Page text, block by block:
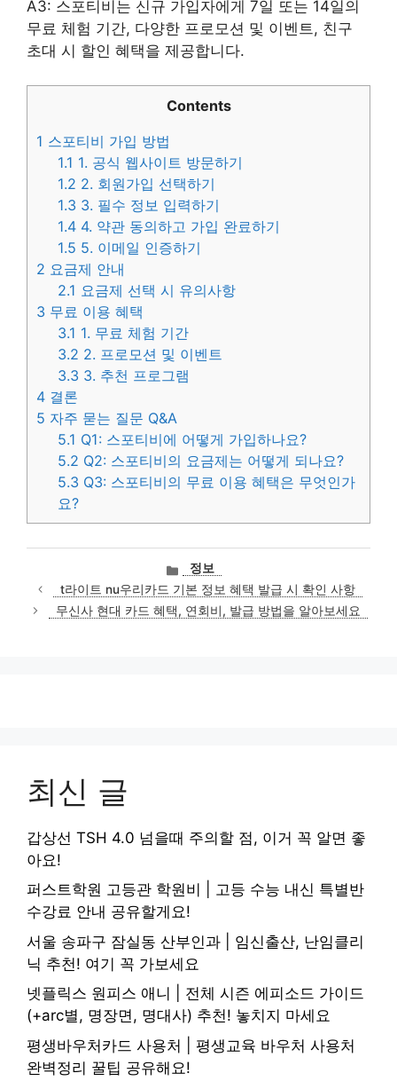
A3: 스포티비는 신규 가입자에게 7일 또는 14일의
무료 체험 기간, 다양한 프로모션 및 이벤트, 친구
초대 시 할인 혜택을 제공합니다.
Contents
1 스포티비 가입 방법
1.1 1. 공식 웹사이트 방문하기
1.2 2. 회원가입 선택하기
1.3 3. 필수 정보 입력하기
1.4 4. 약관 동의하고 가입 완료하기
1.5 5. 이메일 인증하기
2 요금제 안내
2.1 요금제 선택 시 유의사항
3 무료 이용 혜택
3.1 1. 무료 체험 기간
3.2 2. 프로모션 및 이벤트
3.3 3. 추천 프로그램
4 결론
5 자주 묻는 질문 Q&A
5.1 Q1: 스포티비에 어떻게 가입하나요?
5.2 Q2: 스포티비의 요금제는 어떻게 되나요?
5.3 Q3: 스포티비의 무료 이용 혜택은 무엇인가
요?
카
테
고
리
정보
t라이트 nu우리카드 기본 정보 혜택 발급 시 확인 사항
무신사 현대 카드 혜택, 연회비, 발급 방법을 알아보세요
최신 글
갑상선 TSH 4.0 넘을때 주의할 점, 이거 꼭 알면 좋
아요!
퍼스트학원 고등관 학원비 | 고등 수능 내신 특별반
수강료 안내 공유할게요!
서울 송파구 잠실동 산부인과 | 임신출산, 난임클리
닉 추천! 여기 꼭 가보세요
넷플릭스 원피스 애니 | 전체 시즌 에피소드 가이드
(+arc별, 명장면, 명대사) 추천! 놓치지 마세요
평생바우처카드 사용처 | 평생교육 바우처 사용처
완벽정리 꿀팁 공유해요!